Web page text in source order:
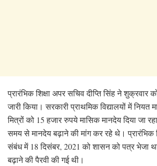
प्रारंभिक शिक्षा अपर सचिव दीप्ति सिंह ने
जारी किया। सरकारी प्राथमिक विद्यालयों में नियत
मित्रों को 15 हजार रुपये मासिक मानदेय दिया जा
समय से मानदेय बढ़ाने की मांग कर रहे थे। प्रारंभिक
संबंध में 18 दिसंबर, 2021 को शासन को पत्र भेजा
बढ़ाने की पैरवी की गई थी।